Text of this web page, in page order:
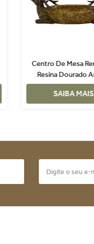
Centro De Mesa
Resina Dourado
SAIBA MAIS